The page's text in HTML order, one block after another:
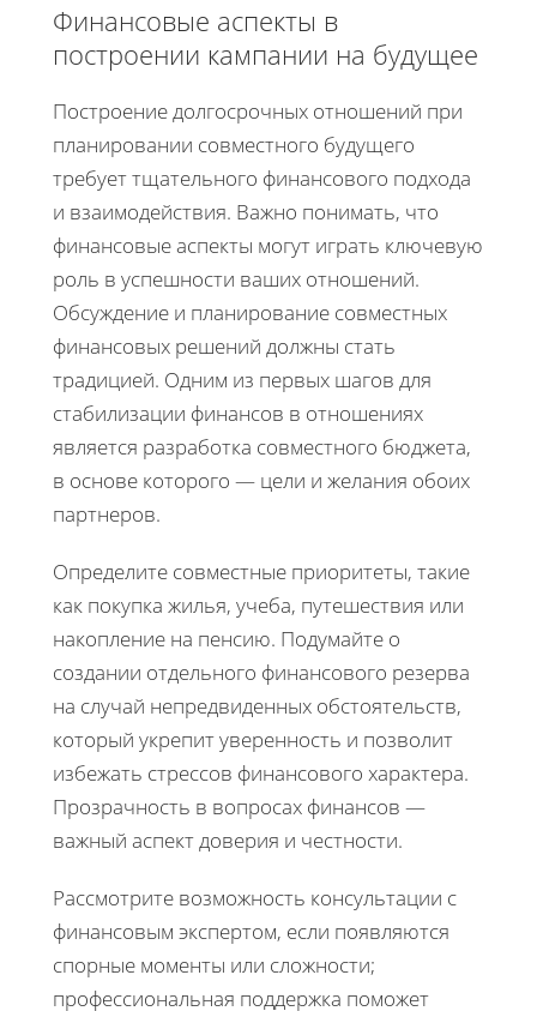
Финансовые аспекты в
построении кампании на будущее
Построение долгосрочных отношений при
планировании совместного будущего
требует тщательного финансового подхода
и взаимодействия. Важно понимать, что
финансовые аспекты могут играть ключевую
роль в успешности ваших отношений.
Обсуждение и планирование совместных
финансовых решений должны стать
традицией. Одним из первых шагов для
стабилизации финансов в отношениях
является разработка совместного бюджета,
в основе которого — цели и желания обоих
партнеров.
Определите совместные приоритеты, такие
как покупка жилья, учеба, путешествия или
накопление на пенсию. Подумайте о
создании отдельного финансового резерва
на случай непредвиденных обстоятельств,
который укрепит уверенность и позволит
избежать стрессов финансового характера.
Прозрачность в вопросах финансов —
важный аспект доверия и честности.
Рассмотрите возможность консультации с
финансовым экспертом, если появляются
спорные моменты или сложности;
профессиональная поддержка поможет